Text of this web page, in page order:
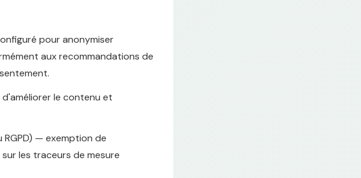
pour anonymiser
aux recommandations de
le contenu et
RGPD) — exemption de
les traceurs de mesure